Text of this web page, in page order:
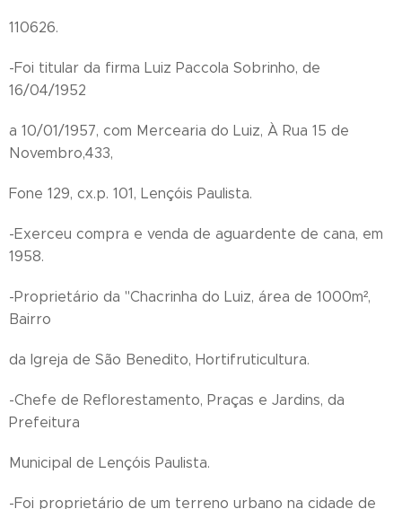
110626.
-Foi titular da firma Luiz Paccola Sobrinho, de
16/04/1952
a 10/01/1957, com Mercearia do Luiz, À Rua 15 de
Novembro,433,
Fone 129, cx.p. 101, Lençóis Paulista.
-Exerceu compra e venda de aguardente de cana, em
1958.
-Proprietário da "Chacrinha do Luiz, área de 1000m²,
Bairro
da Igreja de São Benedito, Hortifruticultura.
-Chefe de Reflorestamento, Praças e Jardins, da
Prefeitura
Municipal de Lençóis Paulista.
-Foi proprietário de um terreno urbano na cidade de